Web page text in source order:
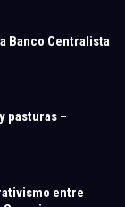
Banco Centralista
pasturas –
entre